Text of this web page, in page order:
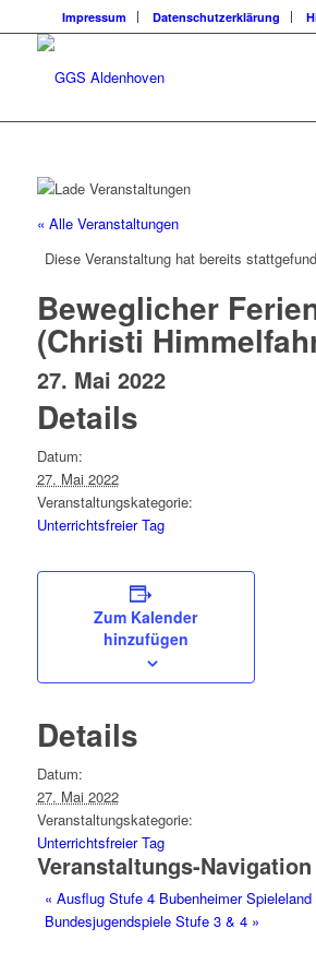
Impressum Datenschutzerklärung
« Alle Veranstaltungen
Diese Veranstaltung hat bereits
Beweglicher
(Christi
27. Mai 2022
Details
Datum:
27. Mai 2022
Veranstaltungskategorie:
Unterrichtsfreier Tag
Zum Kalender
hinzufügen
Details
Datum:
27. Mai 2022
Veranstaltungskategorie:
Unterrichtsfreier Tag
Veranstaltungs-Navigation
« Ausflug Stufe 4 Bubenheimer Spieleland
Bundesjugendspiele Stufe 3 & 4 »